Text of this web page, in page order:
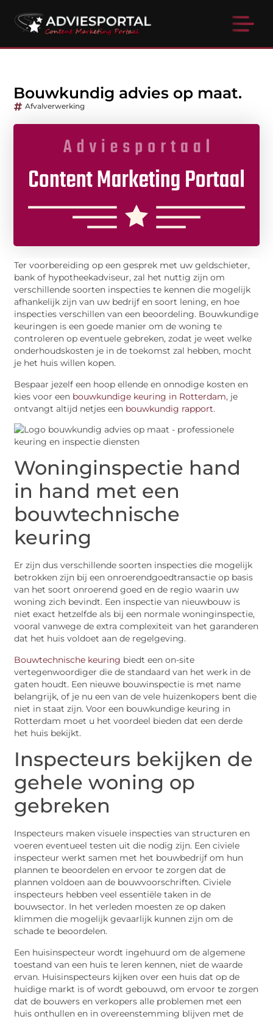
Bouwkundig advies op maat.
Afvalverwerking
Ter voorbereiding op een gesprek met uw geldschieter,
bank of hypotheekadviseur, zal het nuttig zijn om
verschillende soorten inspecties te kennen die mogelijk
afhankelijk zijn van uw bedrijf en soort lening, en hoe
inspecties verschillen van een beoordeling. Bouwkundige
keuringen is een goede manier om de woning te
controleren op eventuele gebreken, zodat je weet welke
onderhoudskosten je in de toekomst zal hebben, mocht
je het huis willen kopen.
Bespaar jezelf een hoop ellende en onnodige kosten en
kies voor een bouwkundige keuring in Rotterdam, je
ontvangt altijd netjes een bouwkundig rapport.
Woninginspectie hand
in hand met een
bouwtechnische
keuring
Er zijn dus verschillende soorten inspecties die mogelijk
betrokken zijn bij een onroerendgoedtransactie op basis
van het soort onroerend goed en de regio waarin uw
woning zich bevindt. Een inspectie van nieuwbouw is
niet exact hetzelfde als bij een normale woninginspectie,
vooral vanwege de extra complexiteit van het garanderen
dat het huis voldoet aan de regelgeving.
Bouwtechnische keuring biedt een on-site
vertegenwoordiger die de standaard van het werk in de
gaten houdt. Een nieuwe bouwinspectie is met name
belangrijk, of je nu een van de vele huizenkopers bent die
niet in staat zijn. Voor een bouwkundige keuring in
Rotterdam moet u het voordeel bieden dat een derde
het huis bekijkt.
Inspecteurs bekijken de
gehele woning op
gebreken
Inspecteurs maken visuele inspecties van structuren en
voeren eventueel testen uit die nodig zijn. Een civiele
inspecteur werkt samen met het bouwbedrijf om hun
plannen te beoordelen en ervoor te zorgen dat de
plannen voldoen aan de bouwvoorschriften. Civiele
inspecteurs hebben veel essentiële taken in de
bouwsector. In het verleden moesten ze op daken
klimmen die mogelijk gevaarlijk kunnen zijn om de
schade te beoordelen.
Een huisinspecteur wordt ingehuurd om de algemene
toestand van een huis te leren kennen, niet de waarde
ervan. Huisinspecteurs kijken over een huis dat op de
huidige markt is of wordt gebouwd, om ervoor te zorgen
dat de bouwers en verkopers alle problemen met een
huis onthullen en in overeenstemming blijven met de